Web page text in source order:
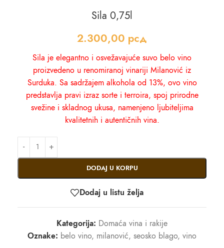
Sila 0,75l
2.300,00 рсд
Sila je elegantno i osvežavajuće suvo belo vino
proizvedeno u renomiranoj vinariji Milanović iz
Surduka. Sa sadržajem alkohola od 13%, ovo vino
predstavlja pravi izraz sorte i terroira, spoj prirodne
svežine i skladnog ukusa, namenjeno ljubiteljima
kvalitetnih i autentičnih vina.
DODAJ U KORPU
Dodaj u listu želja
Kategorija: Domaća vina i rakije
Oznake: belo vino, milanović, seosko blago, vino